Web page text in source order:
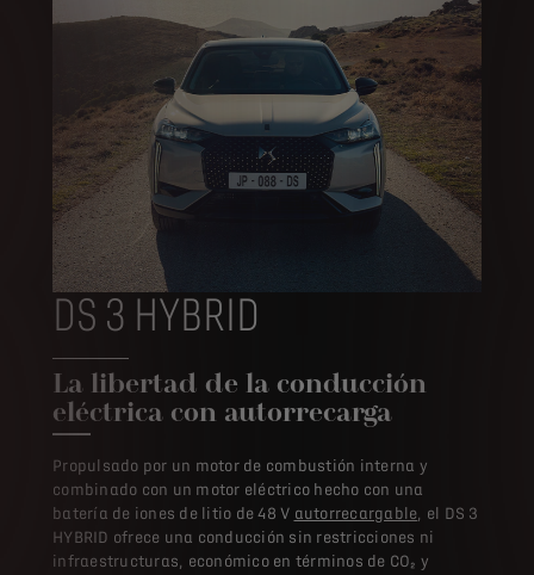
DS 3 HYBRID
La libertad de la conducción
eléctrica con autorrecarga
Propulsado por un motor de combustión interna y
combinado con un motor eléctrico hecho con una
batería de iones de litio de 48 V autorrecargable, el DS 3
HYBRID ofrece una conducción sin restricciones ni
infraestructuras, económico en términos de CO₂ y